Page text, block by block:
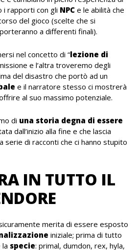
i rapporti con gli NPC e le abilità che
del gioco (scelte che si
a differenti finali).
nel concetto di “lezione di
e l’altra troveremo degli
del disastro che portò ad un
e il narratore stesso ci mostrerà
al suo massimo potenziale.
di una storia degna di essere
dall’inizio alla fine e che lascia
serie di racconti che ci hanno stupito
IN TUTTO IL
merita di essere esposto
iniziale; prima di tutto
specie: primal, dumdon, rex, hyla,